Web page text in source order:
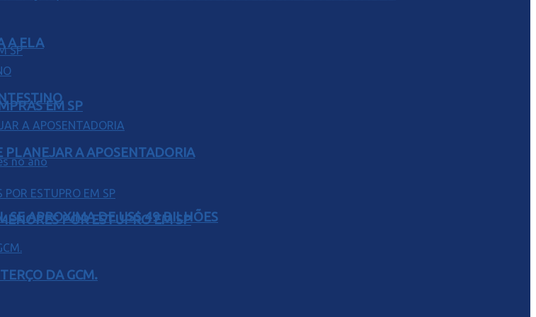
EM SP
SE APROXIMA DE US$ 49 BILHÕES
A ELA
PLANEJAR A APOSENTADORIA
POR ESTUPRO EM SP
DA GCM.